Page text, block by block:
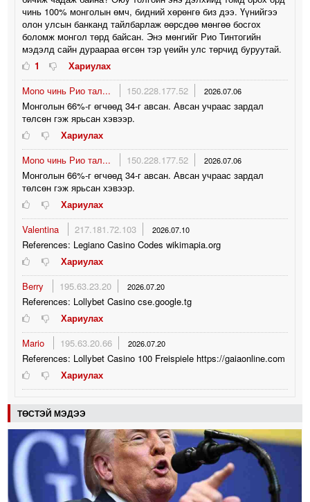
чинь 100% монголын өмч, бидний хөрөнгө биз дээ. Үүнийгээ
олон улсын банканд тайлбарлаж өөрсдөө мөнгөө босгох
боломж монгол төрд байсан. Энэ мөнгийг Рио Тинтогийн
мэдэлд сайн дураараа өгсөн тэр үеийн улс төрчид буруутай.
1
Хариулах
Mono чинь Рио тал...
150.228.177.52 2026.07.06
Монголын 66%-г өгчөөд 34-г авсан. Авсан учраас зардал
төлсөн гэж ярьсан хэвээр.
Хариулах
Mono чинь Рио тал...
150.228.177.52 2026.07.06
Монголын 66%-г өгчөөд 34-г авсан. Авсан учраас зардал
төлсөн гэж ярьсан хэвээр.
Хариулах
Valentina
217.181.72.103 2026.07.10
References: Legiano Casino Codes wikimapia.org
Хариулах
Berry
195.63.23.20 2026.07.20
References: Lollybet Casino cse.google.tg
Хариулах
Mario
195.63.20.66 2026.07.20
References: Lollybet Casino 100 Freispiele https://gaiaonline.com
Хариулах
ТӨСТЭЙ МЭДЭЭ